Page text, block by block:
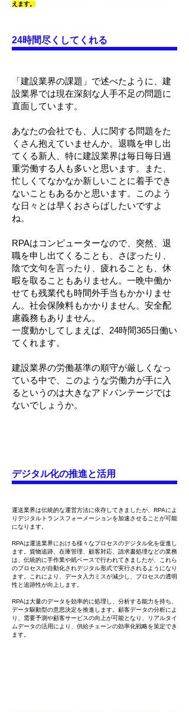
えます。
24時間尽くしてくれる
「建設業界の課題」で述べたように、建
設業界では現在深刻な人手不足の問題に
直面しています。
あなたの会社でも、人に関する問題をた
くさん抱えていませんか。退職を申し出
てくる新人、特に建設業界は毎日毎日過
重労働する人も多いと思います。また、
忙しくてなかなか新しいことに着手でき
ないこともあるかと思います。このよう
な日々とは早くおさらばしたいですよ
ね。
RPAはコンピューターなので、突然、退
職を申し出てくることも、さぼったり、
陰で文句を言ったり、疲れることも、休
暇を取ることもありません。一晩中働か
せても残業代も時間外手当もかかりませ
ん。社会保険料もかかりません。安全配
慮義務もありません。
一度動かしてしまえば、24時間365日働い
てくれます。
建設業界の労働基準の順守が厳しくなっ
ている中で、このような労働力が手に入
るというのは大きなアドバンテージでは
ないでしょうか。
運送業界は伝統的な運営方法に依存してきましたが、RPAによ
りデジタルトランスフォーメーションを加速させることが可能
になります。
RPAは運送業界における様々なプロセスのデジタル化を促進し
ます。貨物追跡、在庫管理、顧客対応、請求書処理などの業務
は、伝統的に手作業や紙ベースで行われてきましたが、これら
のプロセスが自動化されデジタル形式で実行されるようになり
ます。これにより、データ入力ミスが減少し、プロセスの透明
性と追跡性が向上します。
RPAは大量のデータを効率的に処理し、分析する能力を持ち、
データ駆動型の意思決定を推進します。顧客データの分析によ
り、需要予測や顧客サービスの向上が可能となり、リアルタイ
ムデータの活用により、供給チェーンの効率化戦略を策定でき
ます。
​デジタル化の推進と活用